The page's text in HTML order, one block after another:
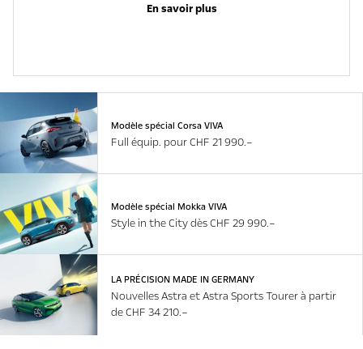
En savoir plus
Modèle spécial Corsa VIVA
Full équip. pour CHF 21 990.–
Modèle spécial Mokka VIVA
Style in the City dès CHF 29 990.–
LA PRÉCISION MADE IN GERMANY
Nouvelles Astra et Astra Sports Tourer à partir
de CHF 34 210.–